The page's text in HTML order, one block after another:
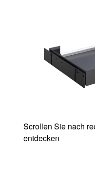
Scrollen Sie nach
entdecken